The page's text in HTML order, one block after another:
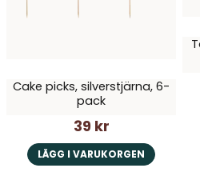
Cake picks, silverstjärna, 6-
pack
39 kr
LÄGG I VARUKORGEN